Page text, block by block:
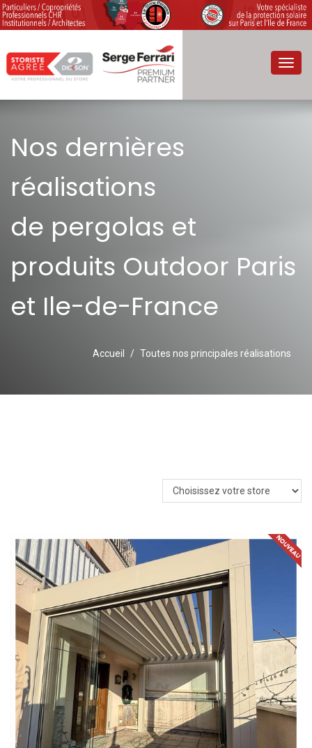
Nos dernières
réalisations
de pergolas et
produits Outdoor Paris
et Ile-de-France
Accueil Toutes nos principales réalisations